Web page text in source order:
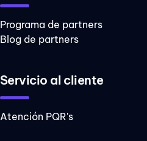
Programa de partners
Blog de partners
Servicio al cliente
Atención PQR's